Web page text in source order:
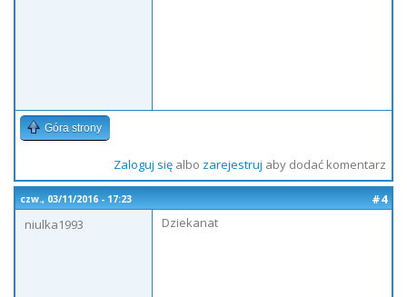
Góra strony
Zaloguj sięalbo zarejestruj aby dodać komentarz
czw., 03/11/2016 - 17:23
#4
niulka1993
Dziekanat